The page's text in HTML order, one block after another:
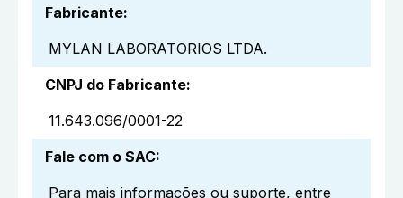
Fabricante:
MYLAN LABORATORIOS LTDA.
CNPJ do Fabricante:
11.643.096/0001-22
Fale com o SAC:
Para mais informações ou suporte, entre